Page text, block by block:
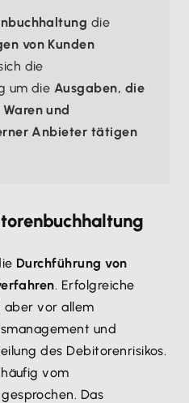
die
von Kunden
die
um die Ausgaben, die
und
Anbieter tätigen
Durchführung von
. Erfolgreiche
aber vor allem
und
des Debitorenrisikos.
vom
Das